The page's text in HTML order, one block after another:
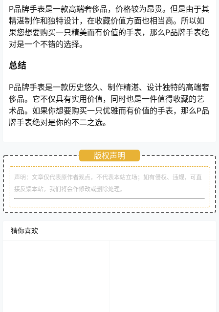
P品牌手表是一款高端奢侈品，价格较为昂贵。但是由于其
精湛制作和独特设计，在收藏价值方面也相当高。所以如
果您想要购买一只精美而有价值的手表，那么P品牌手表绝
对是一个不错的选择。
总结
P品牌手表是一款历史悠久、制作精湛、设计独特的高端奢
侈品。它不仅具有实用价值，同时也是一件值得收藏的艺
术品。如果你想要购买一只优雅而有价值的手表，那么P品
牌手表绝对是你的不二之选。
版权声明
声明：文章仅代表原作者观点，不代表本站立场；如有侵权、违规，可直
接反馈本站，我们将会作修改或删除处理。
猜你喜欢